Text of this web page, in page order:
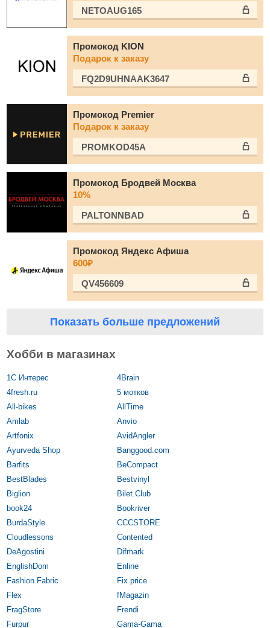
NETOAUG165
Промокод KION
Подарок к заказу
FQ2D9UHNAAK3647
Промокод Premier
Подарок к заказу
PROMKOD45A
Промокод Бродвей Москва
10%
PALTONNBAD
Промокод Яндекс Афиша
600₽
QV456609
Показать больше предложений
Хобби в магазинах
1С Интерес
4Brain
4fresh.ru
5 мотков
All-bikes
AllTime
Amlab
Anvio
Artfonix
AvidAngler
Ayurveda Shop
Banggood.com
Barfits
BeCompact
BestBlades
Bestvinyl
Biglion
Bilet.Club
book24
Bookriver
BurdaStyle
CCCSTORE
Cloudlessons
Contented
DeAgostini
Difmark
EnglishDom
Enline
Fashion Fabric
Fix price
Flex
fMagazin
FragStore
Frendi
Furpur
Gama-Gama